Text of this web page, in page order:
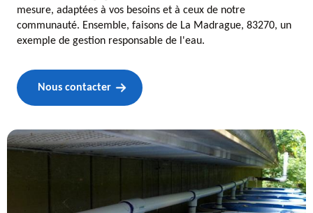
mesure, adaptées à vos besoins et à ceux de notre
communauté. Ensemble, faisons de La Madrague, 83270, un
exemple de gestion responsable de l'eau.
Nous contacter